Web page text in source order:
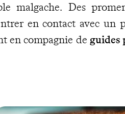
malgache. Des
en contact avec un
en compagnie de guides